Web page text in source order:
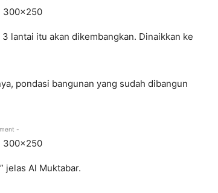
lantai itu akan dikembangkan. Dinaikkan ke
pondasi bangunan yang sudah dibangun
-
jelas Al Muktabar.